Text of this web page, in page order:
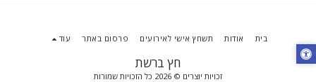
חץ ברשת
זכויות יוצרים © 2026 כל הזכויות שמורות
בית אודות תשחץ אישי לאירועים פרסום באתר עוד